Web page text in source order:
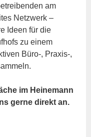
am
Netzwerk –
Ideen für die
zu einem
Büro-, Praxis-,
im Heinemann
gerne direkt an.